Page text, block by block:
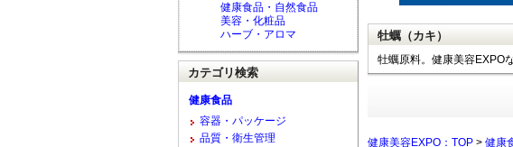
牡蠣（カキ）
牡蠣原料。健康美容EXPO
健康美容EXPO：TOP > 健康
健康食品・自然食品
美容・化粧品
ハーブ・アロマ
カテゴリ検索
健康食品
容器・パッケージ
品質・衛生管理